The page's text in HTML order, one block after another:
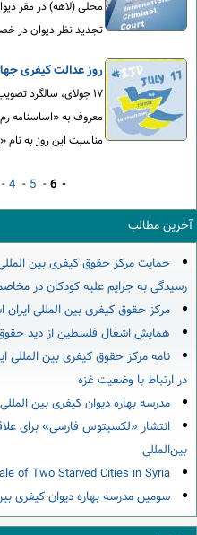
محلی (لاهه) در مقر
تجدید نظر دیوان در
روز عدالت کیفری
۱۷ جولای، سالگرد
مناسبت این روز به نام
4- 5-6 -
آخرین مطالب
حمایت مرکز حقوق کیفری بین
رسیدگی به جرایم علیه کودکان در
مرکز حقوق کیفری بین المللی
همایش اشغال فلسطین از دید
نامه مرکز حقوق کیفری بین المللی
در ارتباط با وضعیت غزه
مدرسه بهاره دیوان کیفری بین المللی -
انتشار «لکسیتوس فارسی» برای
بین‌المللی
of Two Starved Cities in Syria
سومین مدرسه بهاره دیوان کیفری